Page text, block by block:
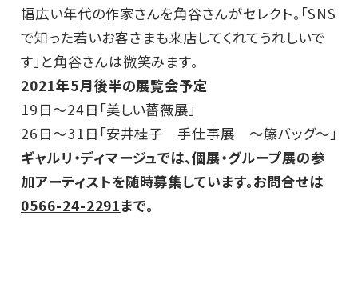
幅広い年代の作家さんを角谷さんがセレクト。「SNS
で知った若いお客さまも来店してくれてうれしいで
す」と角谷さんは微笑みます。
2021年5月後半の展覧会予定
19日～24日「美しい薔薇展」
26日～31日「安井桂子 手仕事展 ～籐バッグ～」
ギャルリ・ディマージュでは、個展・グループ展の参
加アーティストを随時募集しています。お問合せは
0566-24-2291まで。